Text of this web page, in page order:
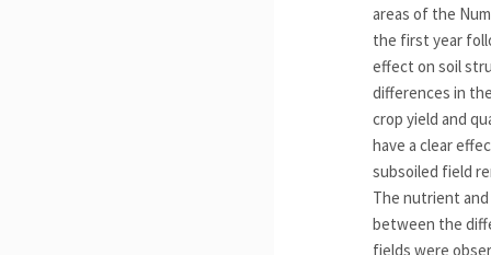
areas of the
the first year
effect on soil
differences in
crop yield and
have a clear
subsoiled field
The nutrient
between the
fields were